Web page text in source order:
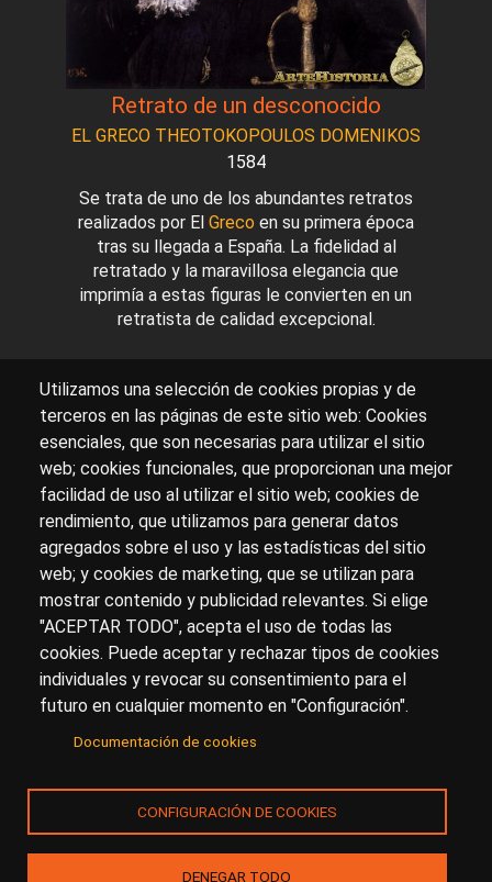
Retrato de un desconocido
EL GRECO THEOTOKOPOULOS DOMENIKOS
1584
Se trata de uno de los abundantes retratos
realizados por El Greco en su primera época
tras su llegada a España. La fidelidad al
retratado y la maravillosa elegancia que
imprimía a estas figuras le convierten en un
retratista de calidad excepcional.
Sobre artehistoria.com
Para ponerte en contacto con nosotros, escríbenos en
el formulario decontacto
Accesibilidad
Aviso Legal Privacidad
Utilizamos una selección de cookies propias y de
terceros en las páginas de este sitio web: Cookies
esenciales, que son necesarias para utilizar el sitio
web; cookies funcionales, que proporcionan una mejor
facilidad de uso al utilizar el sitio web; cookies de
rendimiento, que utilizamos para generar datos
agregados sobre el uso y las estadísticas del sitio
web; y cookies de marketing, que se utilizan para
mostrar contenido y publicidad relevantes. Si elige
"ACEPTAR TODO", acepta el uso de todas las
cookies. Puede aceptar y rechazar tipos de cookies
individuales y revocar su consentimiento para el
futuro en cualquier momento en "Configuración".
Documentación de cookies
CONFIGURACIÓN DE COOKIES
DENEGAR TODO
© Copyright 2017.arteHistoria&Toools, S.Lo sus
licenciantes son los propietarios de todos los derechos
de propiedad intelectual e industrial de:
(a) este sitio web publicado bajo el dominio
(b) todo el material publicado en artehistoria.com
(incluyendo, sin limitación, textos, imágenes, fotografías,
dibujos, música, marcas o logotipos, estructura y diseño
de la composición de cada una de las páginas